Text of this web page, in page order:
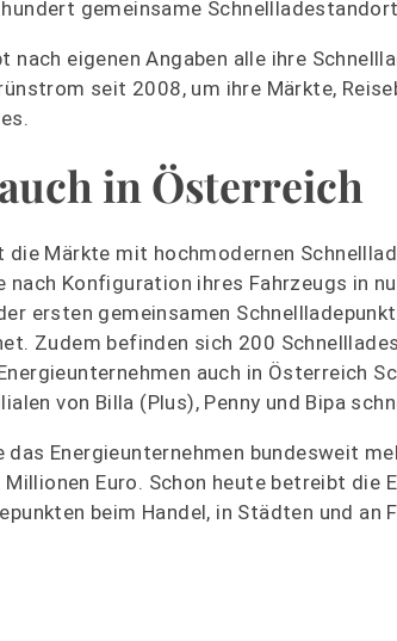
gemeinsame
nach eigenen Angaben alle ihre
seit 2008, um ihre Märkte,
in Österreich
die Märkte mit hochmodernen
nach Konfiguration ihres Fahrzeugs in
ersten gemeinsamen
Zudem befinden sich 200
auch in Österreich
von Billa (Plus), Penny und Bipa
das Energieunternehmen bundesweit
Euro. Schon heute betreibt
beim Handel, in Städten und an